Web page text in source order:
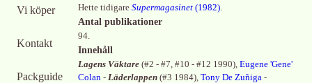
Vi köper
Kontakt
Packguide
Hette tidigare Supermagasinet (1982).
Antal publikationer
94.
Innehåll
Lagens Väktare (#2 - #7, #10 - #12 1990), Eugene 'Gene'
Colan - Läderlappen (#3 1984), Tony De Zuñiga -